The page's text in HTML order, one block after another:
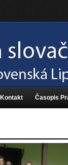
Kontakt Časopis